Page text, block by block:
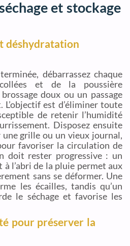
et stockage
déshydratation
débarrassez chaque
et de la poussière
doux ou un passage
L’objectif est d’éliminer toute
de retenir l’humidité
Disposez ensuite
une grille ou un vieux journal,
favoriser la circulation de
doit rester progressive : un
l’abri de la pluie permet aux
sans se déformer. Une
les écailles, tandis qu’un
le séchage et favorise les
pour préserver la